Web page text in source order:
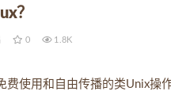
？
0 1.8K
费使用和自由传播的类Unix操